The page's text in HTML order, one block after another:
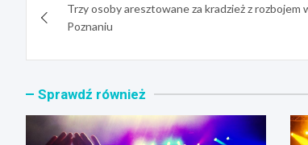
wpisuTrzy osoby aresztowane za kradzież z rozbojem
Poznaniu
Sprawdź również